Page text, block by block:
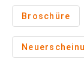
Broschüre